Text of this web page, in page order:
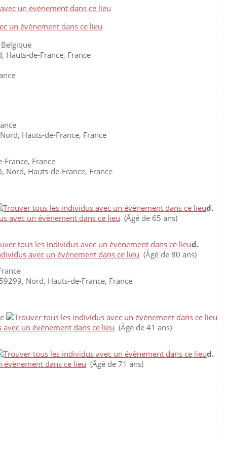
de-France, France
Hauts-de-France, France
France, France
Hauts-de-France, France
d.
(Âgé de 65 ans)
d.
(Âgé de 80 ans)
Nord, Hauts-de-France, France
(Âgé de 41 ans)
d.
(Âgé de 71 ans)